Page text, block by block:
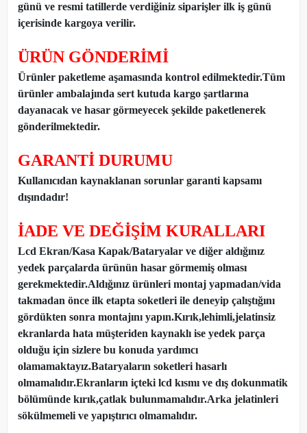
günü ve resmi tatillerde verdiğiniz siparişler ilk iş günü
içerisinde kargoya verilir.
ÜRÜN GÖNDERİMİ
Ürünler paketleme aşamasında kontrol edilmektedir.Tüm
ürünler ambalajında sert kutuda kargo şartlarına
dayanacak ve hasar görmeyecek şekilde paketlenerek
gönderilmektedir.
GARANTİ DURUMU
Kullanıcıdan kaynaklanan sorunlar garanti kapsamı
dışındadır!
İADE VE DEĞİŞİM KURALLARI
Lcd Ekran/Kasa Kapak/Bataryalar ve diğer aldığınız
yedek parçalarda ürünün hasar görmemiş olması
gerekmektedir.Aldığınız ürünleri montaj yapmadan/vida
takmadan önce ilk etapta soketleri ile deneyip çalıştığını
gördükten sonra montajını yapın.Kırık,lehimli,jelatinsiz
ekranlarda hata müşteriden kaynaklı ise yedek parça
olduğu için sizlere bu konuda yardımcı
olamamaktayız.Bataryaların soketleri hasarlı
olmamalıdır.Ekranların içteki lcd kısmı ve dış dokunmatik
bölümünde kırık,çatlak bulunmamalıdır.Arka jelatinleri
sökülmemeli ve yapıştırıcı olmamalıdır.